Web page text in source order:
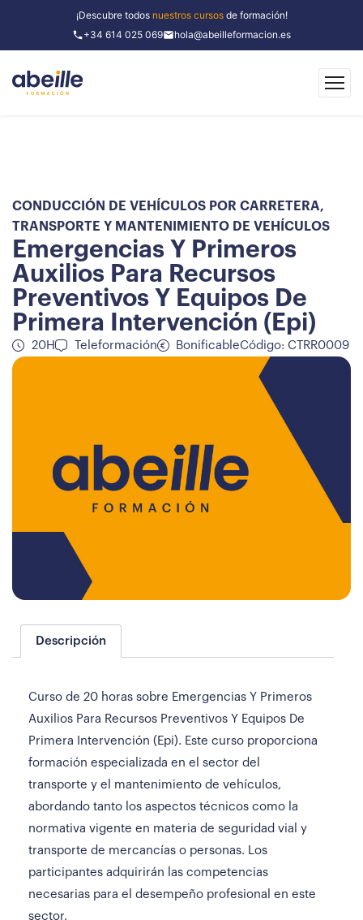
¡Descubre todos nuestros cursosde formación!
+34 614 025 069
hola@abeilleformacion.es
CONDUCCIÓN DE VEHÍCULOS POR CARRETERA,
TRANSPORTE Y MANTENIMIENTO DE VEHÍCULOS
Emergencias Y Primeros
Auxilios Para Recursos
Preventivos Y Equipos De
Primera Intervención (Epi)
20H Teleformación BonificableCódigo: CTRR0009
Descripción
Curso de 20 horas sobre Emergencias Y Primeros
Auxilios Para Recursos Preventivos Y Equipos De
Primera Intervención (Epi). Este curso proporciona
formación especializada en el sector del
transporte y el mantenimiento de vehículos,
abordando tanto los aspectos técnicos como la
normativa vigente en materia de seguridad vial y
transporte de mercancías o personas. Los
participantes adquirirán las competencias
necesarias para el desempeño profesional en este
sector.